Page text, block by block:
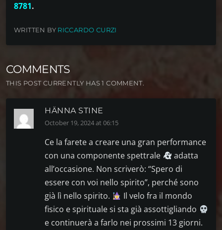
8781.
WRITTEN BY RICCARDO CURZI
COMMENTS
THIS POST CURRENTLY HAS 1 COMMENT.
HÄNNA STINE
October 19, 2024 at 06:15
Ce la farete a creare una gran performance
con una componente spettrale
adatta
all’occasione. Non scriverò: “Spero di
essere con voi nello spirito”, perché sono
già lì nello spirito.
Il velo fra il mondo
fisico e spirituale si sta già assottigliando
e continuerà a farlo nei prossimi 13 giorni.